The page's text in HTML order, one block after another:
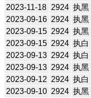
2023-11-18 2924 执黑
2023-09-16 2924 执黑
2023-09-15 2924 执黑
2023-09-15 2924 执白
2023-09-13 2924 执白
2023-09-13 2924 执黑
2023-09-12 2924 执白
2023-09-10 2924 执黑